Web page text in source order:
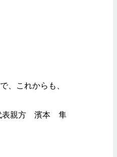
、これからも、
表親方 濱本 隼